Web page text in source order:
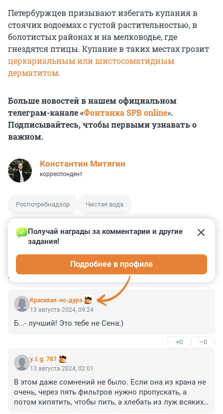
Петербуржцев призывают избегать купания в
стоячих водоемах с густой растительностью, в
болотистых районах и на мелководье, где
гнездятся птицы. Купание в таких местах грозит
церкариальным или шистосоматидным
дерматитом.
Больше новостей в нашем официальном
телеграм-канале «Фонтанка SPB online».
Подписывайтесь, чтобы первыми узнавать о
важном.
Константин Митягин
корреспондент
Роспотребнадзор Чистая вода
КОММЕНТАРИИ 11
Красивая-но-дура
Получай награды за комментарии и другие
задания!
Подробнее в профиле
13 августа 2024, 09:24
Б...- лучший! Это тебе не Сена:)
+0 –0
y. l. g. 787
13 августа 2024, 02:01
В этом даже сомнений не было. Если она из крана не
очень, через пять фильтров нужно пропускать, а
потом кипятить, чтобы пить, а хлебать из луж всяких